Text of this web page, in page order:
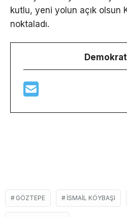
kutlu, yeni yolun açık olsun
noktaladı.
GÖZTEPE İSMAIL KÖYBAŞI